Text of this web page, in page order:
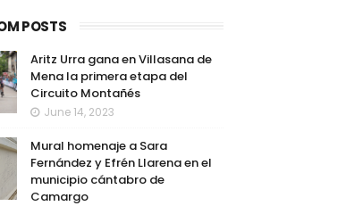
POSTS
Aritz Urra gana en Villasana de
Mena la primera etapa del
Circuito Montañés
June 14, 2023
Mural homenaje a Sara
Fernández y Efrén Llarena en el
municipio cántabro de
Camargo